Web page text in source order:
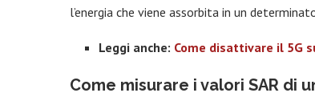
l’energia che viene assorbita in un
Leggi anche: Come disattivare il 5G
Come misurare i valori SAR di